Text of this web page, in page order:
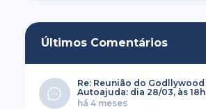
Últimos Comentários
Re: Reunião do Godllywood
Autoajuda: dia 28/03, às 18h
há 4 meses